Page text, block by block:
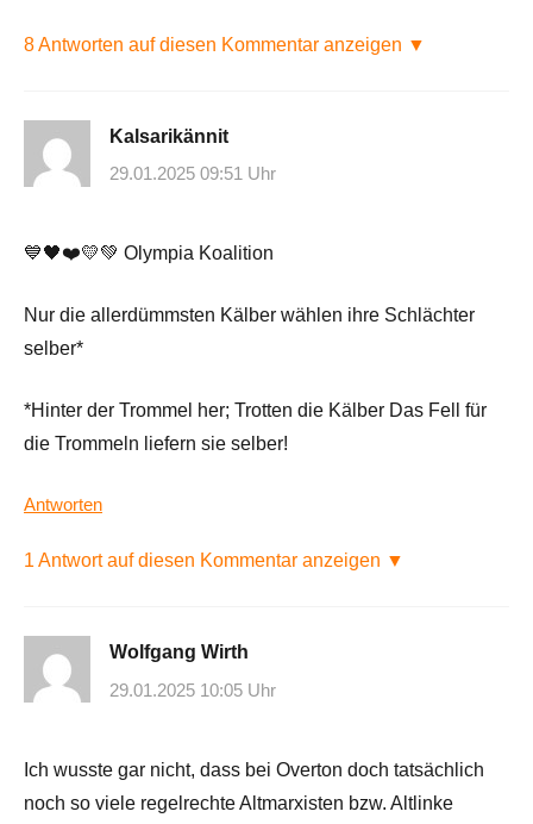
8 Antworten auf diesen Kommentar anzeigen ▼
Kalsarikännit
29.01.2025 09:51 Uhr
💙🖤❤️💛💚 Olympia Koalition
Nur die allerdümmsten Kälber wählen ihre Schlächter
selber*
*Hinter der Trommel her; Trotten die Kälber Das Fell für
die Trommeln liefern sie selber!
Antworten
1 Antwort auf diesen Kommentar anzeigen ▼
Wolfgang Wirth
29.01.2025 10:05 Uhr
Ich wusste gar nicht, dass bei Overton doch tatsächlich
noch so viele regelrechte Altmarxisten bzw. Altlinke